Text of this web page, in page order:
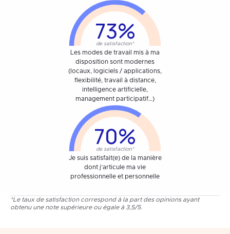
73%
de satisfaction*
Les modes de travail mis à ma
disposition sont modernes
(locaux, logiciels / applications,
flexibilité, travail à distance,
intelligence artificielle,
management participatif…)
70%
de satisfaction*
Je suis satisfait(e) de la manière
dont j’articule ma vie
professionnelle et personnelle
*Le taux de satisfaction correspond à la part des opinions ayant
obtenu une note supérieure ou égale à 3,5/5.